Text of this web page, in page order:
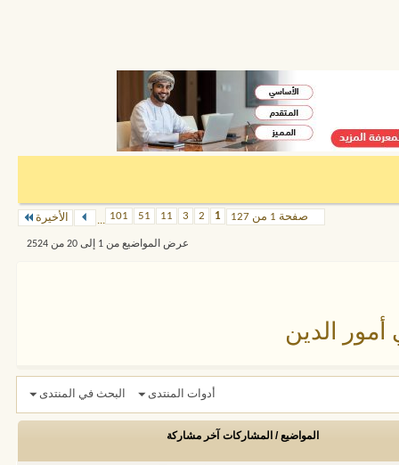
صفحة 1 من 127 1
2
3
11
51
101
... الأخيرة
عرض المواضيع من 1 إلى 20 من 2524
أمور الدين
أدوات المنتدى البحث في المنتدى
المواضيع / المشاركات آخر مشاركة